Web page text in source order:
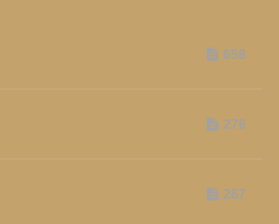
658
276
267